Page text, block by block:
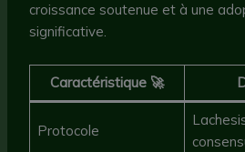
croissance soutenue et à une
significative.
Caractéristique 🚀
Protocole